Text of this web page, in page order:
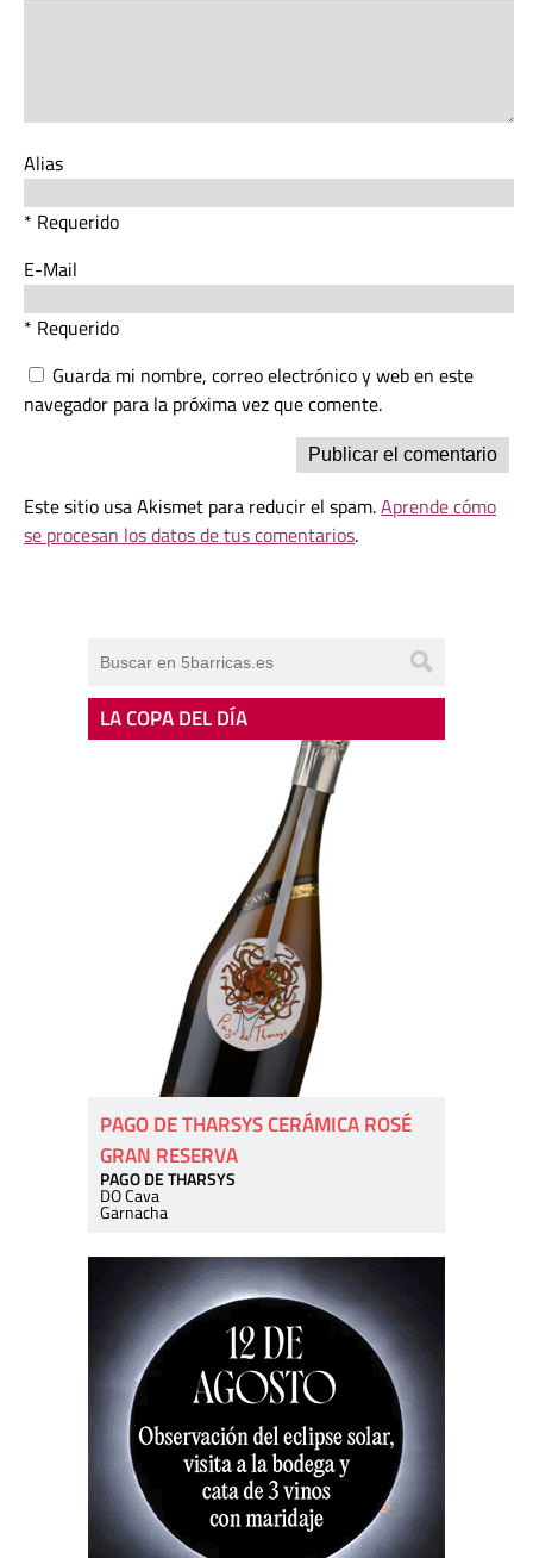
Alias
* Requerido
E-Mail
* Requerido
Guarda mi nombre, correo electrónico y web en este
navegador para la próxima vez que comente.
Este sitio usa Akismet para reducir el spam.Aprende cómo
se procesan los datos de tus comentarios.
LA COPA DEL DÍA
PAGO DE THARSYS CERÁMICA ROSÉ
GRAN RESERVA
PAGO DE THARSYS
DO Cava
Garnacha